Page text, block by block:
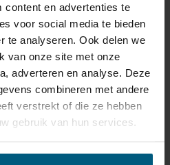
content en advertenties te
voor social media te bieden
te analyseren. Ook delen we
van onze site met onze
adverteren en analyse. Deze
combineren met andere
verstrekt of die ze hebben
gebruik van hun services.
PRODUCTEN